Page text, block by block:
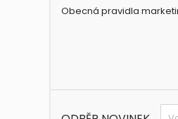
Obecná pravidla